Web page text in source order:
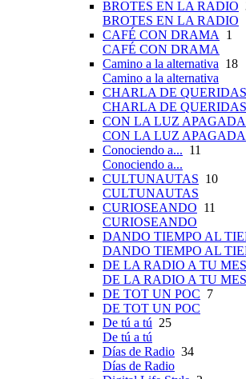
BROTES EN LA RADIO
BROTES EN LA RADIO
CAFÉ CON DRAMA 1
CAFÉ CON DRAMA
Camino a la alternativa 18
Camino a la alternativa
CHARLA DE QUERIDAS
CHARLA DE QUERIDAS
CON LA LUZ APAGADA
CON LA LUZ APAGADA
Conociendo a... 11
Conociendo a...
CULTUNAUTAS 10
CULTUNAUTAS
CURIOSEANDO 11
CURIOSEANDO
DANDO TIEMPO AL
DANDO TIEMPO AL
DE LA RADIO A TU
DE LA RADIO A TU
DE TOT UN POC 7
DE TOT UN POC
De tú a tú 25
De tú a tú
Días de Radio 34
Días de Radio